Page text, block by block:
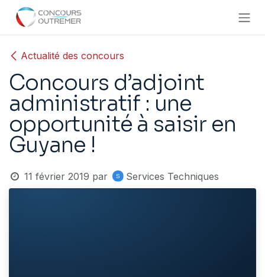
Se rendre au contenu
Actualité des concours
Concours d’adjoint
administratif : une
opportunité à saisir en
Guyane !
11 février 2019 par Services Techniques